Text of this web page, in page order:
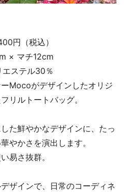
円（税込）
× マチ12cm
ステル30％
Mocoがデザインしたオリジ
リルトートバッグ。
た鮮やかなデザインに、たっ
やかさを演出します。
易さ抜群。
ザインで、日常のコーディネ